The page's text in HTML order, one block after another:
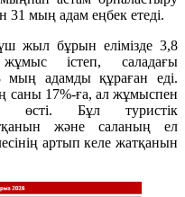
31 мың адам еңбек етеді.
жыл бұрын елімізде 3,8
істеп, саладағы
мың адамды құраған еді.
саны 17%-ға, ал жұмыспен
өсті. Бұл туристік
және саланың ел
артып келе жатқанын